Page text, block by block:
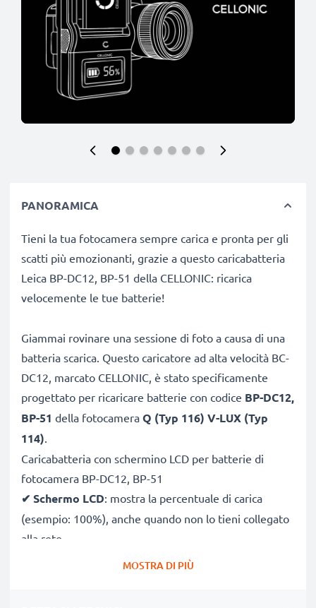
PANORAMICA
Tieni la tua fotocamera sempre carica e pronta per gli
scatti più emozionanti, grazie a questo caricabatteria
Leica BP-DC12, BP-51 della CELLONIC: ricarica
velocemente le tue batterie!
Giammai rovinare una sessione di foto a causa di una
batteria scarica. Questo caricatore ad alta velocità BC-
DC12, marcato CELLONIC, è stato specificamente
progettato per ricaricare batterie con codice BP-DC12,
BP-51 della fotocamera Q (Typ 116) V-LUX (Typ
114).
Caricabatteria con schermino LCD per batterie di
fotocamera BP-DC12, BP-51
✔ Schermo LCD: mostra la percentuale di carica
(esempio: 100%), anche quando non lo tieni collegato
alla rete
: 100V–250V input
MOSTRA DI PIÙ